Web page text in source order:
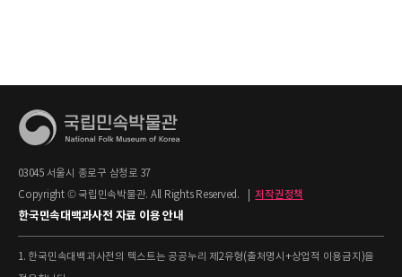
03045 서울시 종로구 삼청로 37
Copyright © 국립민속박물관. All Rights Reserved.
저작권정책
한국민속대백과사전 자료 이용 안내
1. 한국민속대백과사전의 텍스트는 공공누리 제2유형(출처명시+상업적 이용금지)을